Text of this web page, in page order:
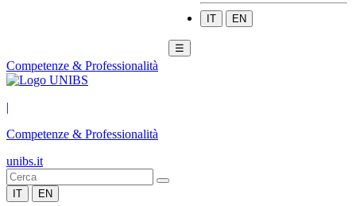
IT EN
☰
Competenze & Professionalità
|
Competenze & Professionalità
unibs.it
IT EN